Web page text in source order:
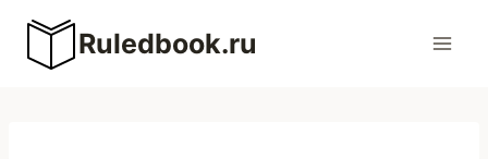
Перейти
содержимому
Ruledbook.ru